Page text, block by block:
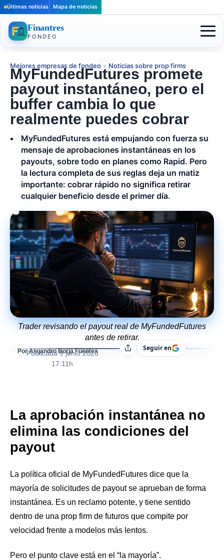
Últimas noticias Mapa de noticias
Finantres
FONDEO
Mejores empresas de fondeo » Noticias sobre prop firms
MyFundedFutures promete
payout instantáneo, pero el
buffer cambia lo que
realmente puedes cobrar
MyFundedFutures está empujando con fuerza su
mensaje de aprobaciones instantáneas en los
payouts, sobre todo en planes como Rapid. Pero
la lectura completa de sus reglas deja un matiz
importante: cobrar rápido no significa retirar
cualquier beneficio desde el primer día.
Trader revisando el payout real de MyFundedFutures
antes de retirar.
Por Alejandro Borja Fuentes
Publicada 9 junio 2026
17:11h
CompartirSeguir en
La aprobación instantánea no
elimina las condiciones del
payout
La política oficial de MyFundedFutures dice que la
mayoría de solicitudes de payout se aprueban de forma
instantánea. Es un reclamo potente, y tiene sentido
dentro de una prop firm de futuros que compite por
velocidad frente a modelos más lentos.
Pero el punto clave está en el “la mayoría”.